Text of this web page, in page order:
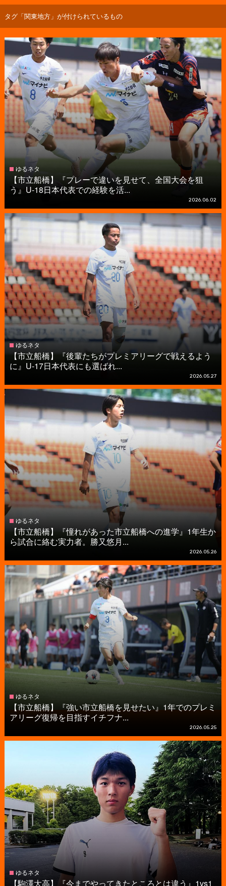
タグ「関東地方」が付けられているもの
ゆるネタ
【市立船橋】『プレーで違いを見せて、全国大会を狙
う』U-18日本代表での経験を活...
2026.06.02
ゆるネタ
【市立船橋】『後輩たちがプレミアリーグで戦えるよう
に』U-17日本代表にも選ばれ...
2026.05.27
ゆるネタ
【市立船橋】『憧れがあった市立船橋への進学』1年生か
ら試合に絡む実力者。勝又悠月...
2026.05.26
ゆるネタ
【市立船橋】『強い市立船橋を見せたい』1年でのプレミ
アリーグ復帰を目指すイチフナ...
2026.05.25
ゆるネタ
【駒澤大高】『今までやってきたところとは違う』1vs1